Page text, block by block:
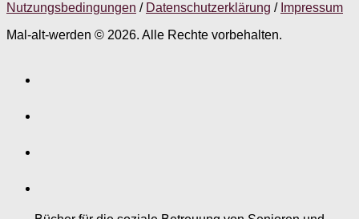
Nutzungsbedingungen / Datenschutzerklärung / Impressum
Mal-alt-werden © 2026. Alle Rechte vorbehalten.